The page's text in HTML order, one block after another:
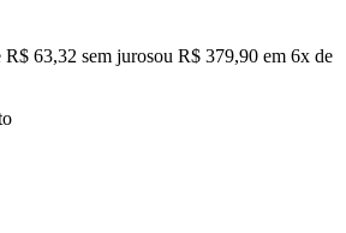
63,32 sem jurosou R$ 379,90 em 6x de